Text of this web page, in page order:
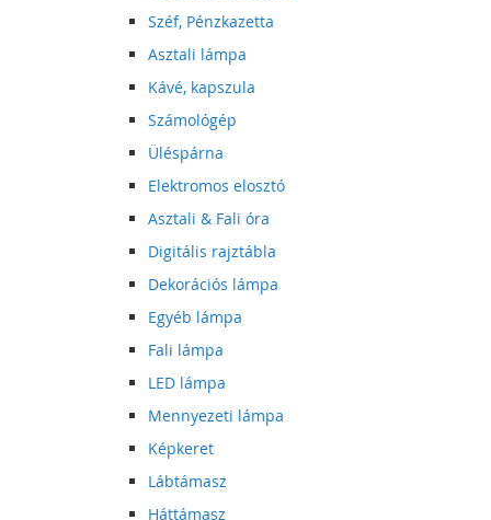
Széf, Pénzkazetta
Asztali lámpa
Kávé, kapszula
Számológép
Üléspárna
Elektromos elosztó
Asztali & Fali óra
Digitális rajztábla
Dekorációs lámpa
Egyéb lámpa
Fali lámpa
LED lámpa
Mennyezeti lámpa
Képkeret
Lábtámasz
Háttámasz